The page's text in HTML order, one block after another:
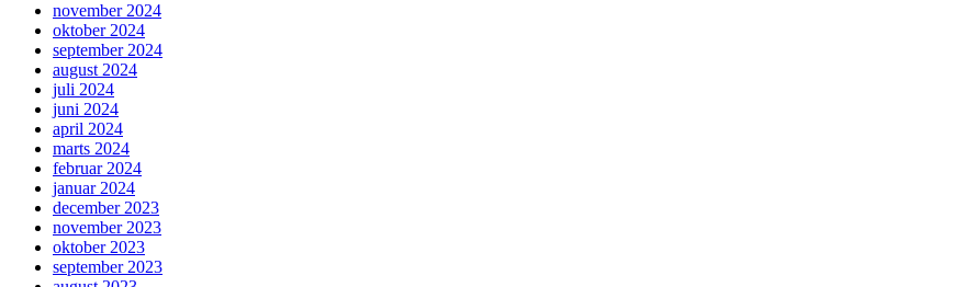
november 2024
oktober 2024
september 2024
august 2024
juli 2024
juni 2024
april 2024
marts 2024
februar 2024
januar 2024
december 2023
november 2023
oktober 2023
september 2023